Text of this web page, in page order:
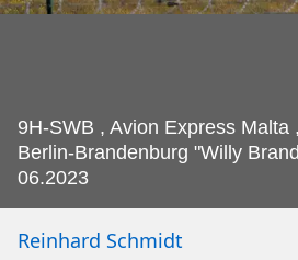
9H-SWB , Avion Express Malta
Berlin-Brandenburg "Willy
06.2023
Reinhard Schmidt